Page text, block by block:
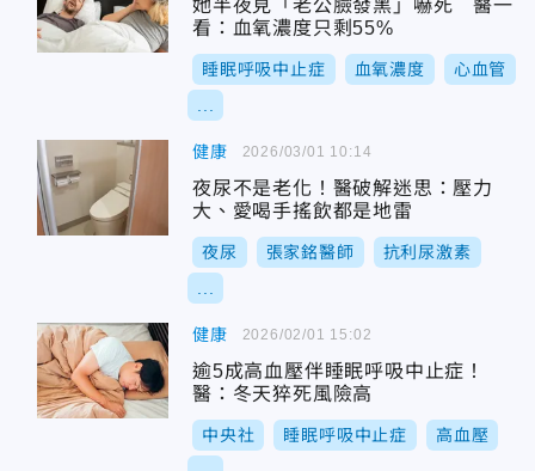
她半夜見「老公臉發黑」嚇死 醫一
看：血氧濃度只剩55%
睡眠呼吸中止症 血氧濃度 心血管
健康
夜尿不是老化！醫破解迷思：壓力
大、愛喝手搖飲都是地雷
夜尿 張家銘醫師 抗利尿激素
2026/03/01 10:14
健康
逾5成高血壓伴睡眠呼吸中止症！
醫：冬天猝死風險高
中央社 睡眠呼吸中止症 高血壓
2026/02/01 15:02